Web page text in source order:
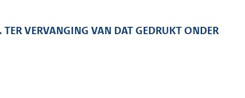
VERVANGING VAN DAT GEDRUKT ONDER